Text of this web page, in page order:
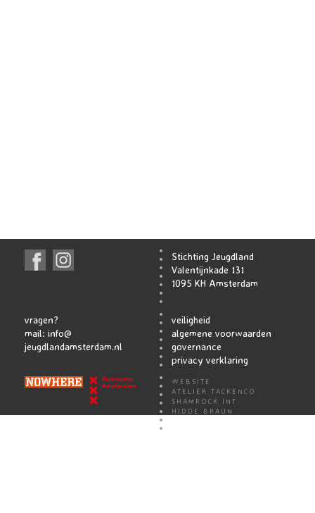
Stichting Jeugdland
Valentijnkade 131
1095 KH Amsterdam
vragen?
mail: info@
jeugdlandamsterdam.nl
veiligheid
algemene voorwaarden
governance
privacy verklaring
WEBSITE
ATELIER TACKENCO
SHAMROCK INT.
HIDDE BRAUN